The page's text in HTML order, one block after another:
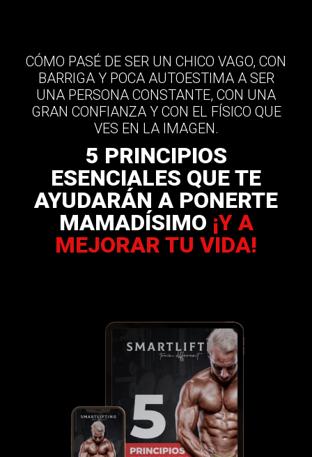
CÓMO PASÉ DE SER UN CHICO VAGO, CON
BARRIGA Y POCA AUTOESTIMA A SER
UNA PERSONA CONSTANTE, CON UNA
GRAN CONFIANZA Y CON EL FÍSICO QUE
VES EN LA IMAGEN.
5 PRINCIPIOS
ESENCIALES QUE TE
AYUDARÁN A PONERTE
MAMADÍSIMO ¡Y A
MEJORAR TU VIDA!